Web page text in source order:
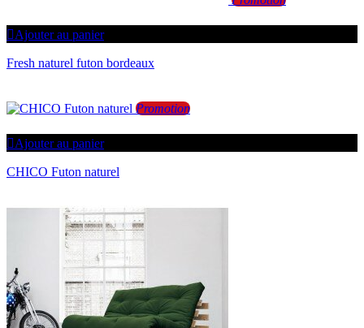
Ajouter au panier
Fresh naturel futon bordeaux
Promotion
Ajouter au panier
CHICO Futon naturel